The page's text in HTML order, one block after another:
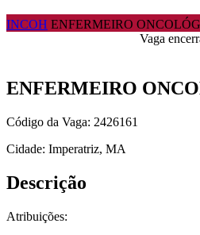
INCOH ENFERMEIRO
Vaga
ENFERMEIRO
Código da Vaga: 2426161
Cidade: Imperatriz, MA
Descrição
Atribuições: